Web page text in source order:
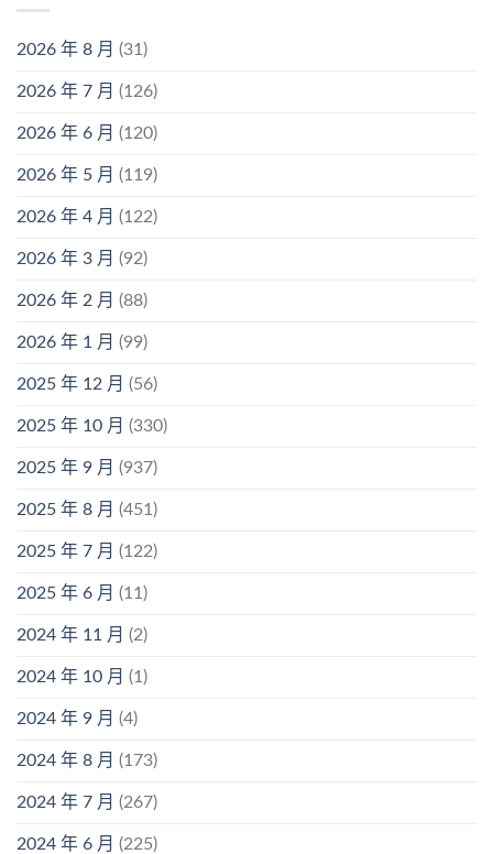
2026 年 8 月 (31)
2026 年 7 月 (126)
2026 年 6 月 (120)
2026 年 5 月 (119)
2026 年 4 月 (122)
2026 年 3 月 (92)
2026 年 2 月 (88)
2026 年 1 月 (99)
2025 年 12 月 (56)
2025 年 10 月 (330)
2025 年 9 月 (937)
2025 年 8 月 (451)
2025 年 7 月 (122)
2025 年 6 月 (11)
2024 年 11 月 (2)
2024 年 10 月 (1)
2024 年 9 月 (4)
2024 年 8 月 (173)
2024 年 7 月 (267)
2024 年 6 月 (225)